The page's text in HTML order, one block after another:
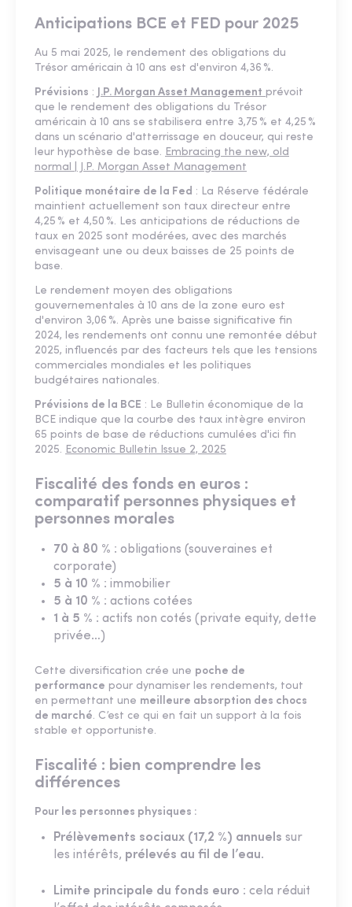
Anticipations BCE et FED pour 2025
Au 5 mai 2025, le rendement des obligations du
Trésor américain à 10 ans est d'environ 4,36 %.
Prévisions : J.P. Morgan Asset Management prévoit
que le rendement des obligations du Trésor
américain à 10 ans se stabilisera entre 3,75 % et 4,25 %
dans un scénario d'atterrissage en douceur, qui reste
leur hypothèse de base. Embracing the new, old
normal | J.P. Morgan Asset Management
Politique monétaire de la Fed : La Réserve fédérale
maintient actuellement son taux directeur entre
4,25 % et 4,50 %. Les anticipations de réductions de
taux en 2025 sont modérées, avec des marchés
envisageant une ou deux baisses de 25 points de
base.
Le rendement moyen des obligations
gouvernementales à 10 ans de la zone euro est
d'environ 3,06 %. Après une baisse significative fin
2024, les rendements ont connu une remontée début
2025, influencés par des facteurs tels que les tensions
commerciales mondiales et les politiques
budgétaires nationales.
Prévisions de la BCE : Le Bulletin économique de la
BCE indique que la courbe des taux intègre environ
65 points de base de réductions cumulées d'ici fin
2025. Economic Bulletin Issue 2, 2025
Fiscalité des fonds en euros :
comparatif personnes physiques et
personnes morales
70 à 80 % : obligations (souveraines et
corporate)
5 à 10 % : immobilier
5 à 10 % : actions cotées
1 à 5 % : actifs non cotés (private equity, dette
privée…)
Cette diversification crée une poche de
performance pour dynamiser les rendements, tout
en permettant une meilleure absorption des chocs
de marché. C’est ce qui en fait un support à la fois
stable et opportuniste.
Fiscalité : bien comprendre les
différences
Pour les personnes physiques :
Prélèvements sociaux (17,2 %) annuels sur
les intérêts, prélevés au fil de l’eau.
Limite principale du fonds euro : cela réduit